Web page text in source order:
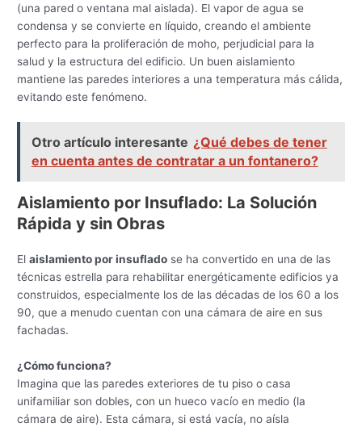
(una pared o ventana mal aislada). El vapor de agua se
condensa y se convierte en líquido, creando el ambiente
perfecto para la proliferación de moho, perjudicial para la
salud y la estructura del edificio. Un buen aislamiento
mantiene las paredes interiores a una temperatura más cálida,
evitando este fenómeno.
Otro artículo interesante ¿Qué debes de tener
en cuenta antes de contratar a un fontanero?
Aislamiento por Insuflado: La Solución
Rápida y sin Obras
Elaislamiento por insuflado se ha convertido en una de las
técnicas estrella para rehabilitar energéticamente edificios ya
construidos, especialmente los de las décadas de los 60 a los
90, que a menudo cuentan con una cámara de aire en sus
fachadas.
¿Cómo funciona?
Imagina que las paredes exteriores de tu piso o casa
unifamiliar son dobles, con un hueco vacío en medio (la
cámara de aire). Esta cámara, si está vacía, no aísla